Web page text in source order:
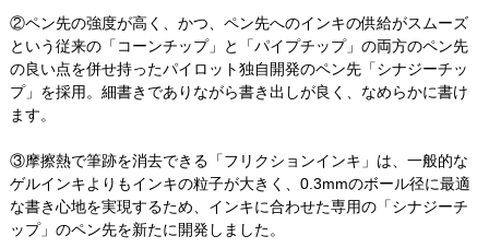
②ペン先の強度が高く、かつ、ペン先へのインキの供給がスムーズ
という従来の「コーンチップ」と「パイプチップ」の両方のペン先
の良い点を併せ持ったパイロット独自開発のペン先「シナジーチッ
プ」を採用。細書きでありながら書き出しが良く、なめらかに書け
ます。
③摩擦熱で筆跡を消去できる「フリクションインキ」は、一般的な
ゲルインキよりもインキの粒子が大きく、0.3mmのボール径に最適
な書き心地を実現するため、インキに合わせた専用の「シナジーチ
ップ」のペン先を新たに開発しました。